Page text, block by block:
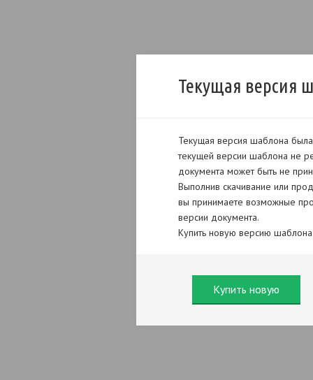
Текущая версия
Текущая версия шаблона
текущей версии шаблона не
документа может быть не
Выполнив скачивание или
вы принимаете возможные
версии документа.
Купить новую версию
Купить новую